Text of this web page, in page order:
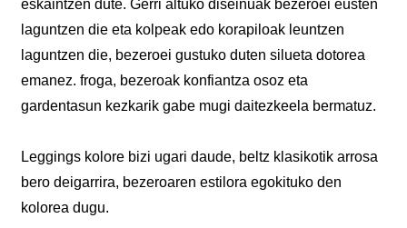
eskaintzen dute. Gerri altuko diseinuak bezeroei eusten
laguntzen die eta kolpeak edo korapiloak leuntzen
laguntzen die, bezeroei gustuko duten silueta dotorea
emanez. froga, bezeroak konfiantza osoz eta
gardentasun kezkarik gabe mugi daitezkeela bermatuz.
Leggings kolore bizi ugari daude, beltz klasikotik arrosa
bero deigarrira, bezeroaren estilora egokituko den
kolorea dugu.